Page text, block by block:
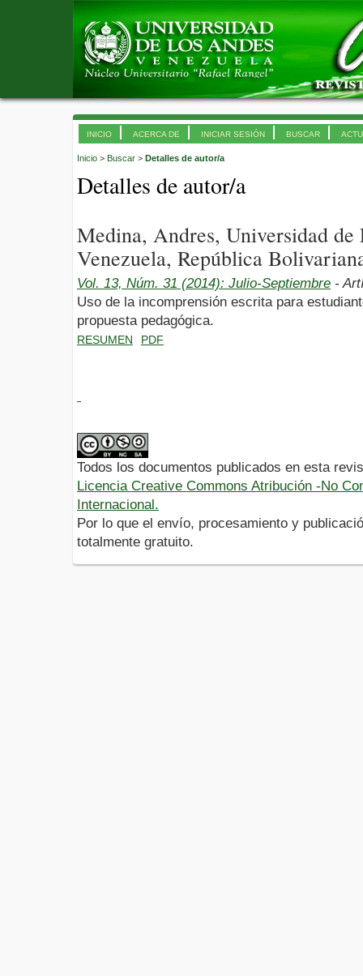
INICIO ACERCA DE INICIAR SESIÓN BUSCAR
Inicio > Buscar > Detalles de autor/a
Detalles de autor/a
Medina, Andres, Universidad
Venezuela, República
Vol. 13, Núm. 31 (2014): Julio-Septiembre -
Uso de la incomprensión escrita para
propuesta pedagógica.
RESUMEN PDF
Todos los documentos publicados en esta
Licencia Creative Commons Atribución -No
Internacional.
Por lo que el envío, procesamiento y
totalmente gratuito.